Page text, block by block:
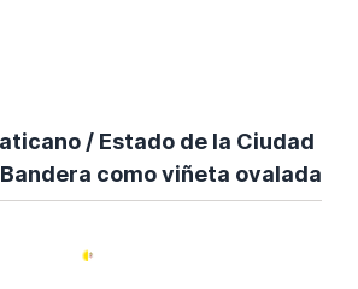
/ Estado de la Ciudad
como viñeta ovalada